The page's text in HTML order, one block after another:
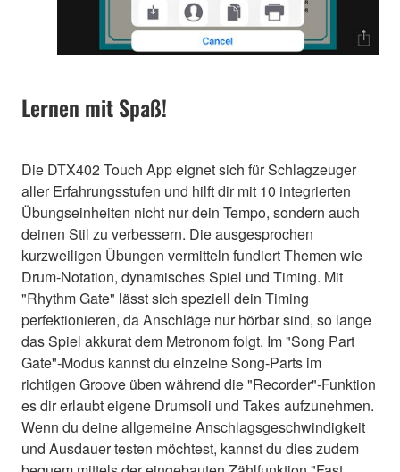
Lernen mit Spaß!
Die DTX402 Touch App eignet sich für Schlagzeuger
aller Erfahrungsstufen und hilft dir mit 10 integrierten
Übungseinheiten nicht nur dein Tempo, sondern auch
deinen Stil zu verbessern. Die ausgesprochen
kurzweiligen Übungen vermitteln fundiert Themen wie
Drum-Notation, dynamisches Spiel und Timing. Mit
"Rhythm Gate" lässt sich speziell dein Timing
perfektionieren, da Anschläge nur hörbar sind, so lange
das Spiel akkurat dem Metronom folgt. Im "Song Part
Gate"-Modus kannst du einzelne Song-Parts im
richtigen Groove üben während die "Recorder"-Funktion
es dir erlaubt eigene Drumsoli und Takes aufzunehmen.
Wenn du deine allgemeine Anschlagsgeschwindigkeit
und Ausdauer testen möchtest, kannst du dies zudem